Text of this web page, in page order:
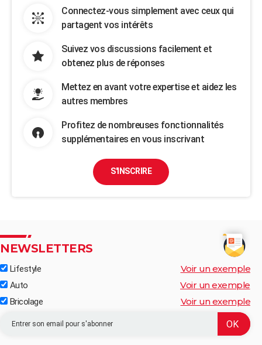
Connectez-vous simplement avec ceux qui
partagent vos intérêts
Suivez vos discussions facilement et
obtenez plus de réponses
Mettez en avant votre expertise et aidez les
autres membres
Profitez de nombreuses fonctionnalités
supplémentaires en vous inscrivant
S'INSCRIRE
NEWSLETTERS
Lifestyle Voir un exemple
Auto Voir un exemple
Bricolage Voir un exemple